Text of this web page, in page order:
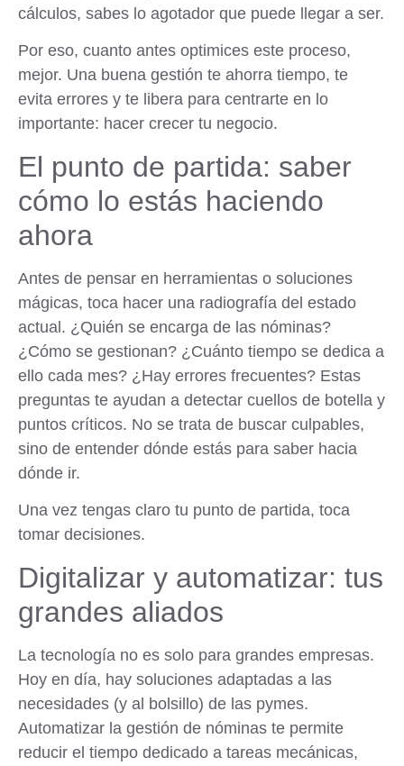
cálculos, sabes lo agotador que puede llegar a ser.
Por eso, cuanto antes optimices este proceso,
mejor. Una buena gestión te ahorra tiempo, te
evita errores y te libera para centrarte en lo
importante: hacer crecer tu negocio.
El punto de partida: saber
cómo lo estás haciendo
ahora
Antes de pensar en herramientas o soluciones
mágicas, toca hacer una radiografía del estado
actual. ¿Quién se encarga de las nóminas?
¿Cómo se gestionan? ¿Cuánto tiempo se dedica a
ello cada mes? ¿Hay errores frecuentes? Estas
preguntas te ayudan a detectar cuellos de botella y
puntos críticos. No se trata de buscar culpables,
sino de entender dónde estás para saber hacia
dónde ir.
Una vez tengas claro tu punto de partida, toca
tomar decisiones.
Digitalizar y automatizar: tus
grandes aliados
La tecnología no es solo para grandes empresas.
Hoy en día, hay soluciones adaptadas a las
necesidades (y al bolsillo) de las pymes.
Automatizar la gestión de nóminas te permite
reducir el tiempo dedicado a tareas mecánicas,